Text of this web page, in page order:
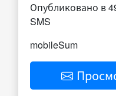
Опубликовано в
SMS
mobileSum